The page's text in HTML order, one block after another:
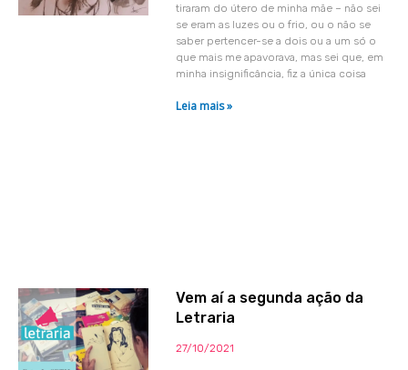
tiraram do útero de minha mãe – não sei
se eram as luzes ou o frio, ou o não se
saber pertencer-se a dois ou a um só o
que mais me apavorava, mas sei que, em
minha insignificância, fiz a única coisa
Leia mais »
Vem aí a segunda ação da
Letraria
27/10/2021